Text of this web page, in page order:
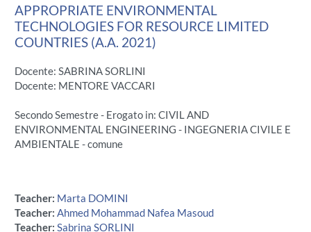
APPROPRIATE ENVIRONMENTAL
TECHNOLOGIES FOR RESOURCE LIMITED
COUNTRIES (A.A. 2021)
Docente: SABRINA SORLINI
Docente: MENTORE VACCARI
Secondo Semestre - Erogato in: CIVIL AND
ENVIRONMENTAL ENGINEERING - INGEGNERIA CIVILE E
AMBIENTALE - comune
Teacher: Marta DOMINI
Teacher: Ahmed Mohammad Nafea Masoud
Teacher: Sabrina SORLINI